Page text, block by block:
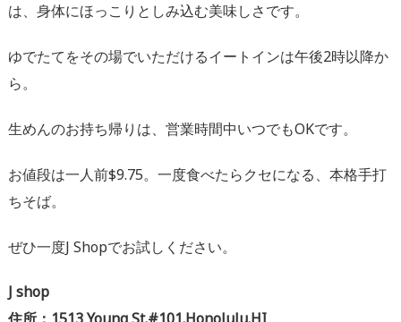
は、身体にほっこりとしみ込む美味しさです。
ゆでたてをその場でいただけるイートインは午後2時以降か
ら。
生めんのお持ち帰りは、営業時間中いつでもOKです。
お値段は一人前$9.75。一度食べたらクセになる、本格手打
ちそば。
ぜひ一度J Shopでお試しください。
J shop